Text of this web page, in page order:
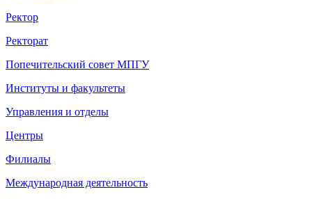
Ректор
Ректорат
Попечительский совет МПГУ
Институты и факультеты
Управления и отделы
Центры
Филиалы
Международная деятельность